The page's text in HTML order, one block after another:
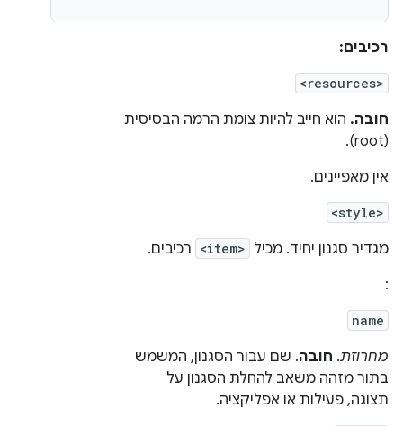
רכיבים:
<resources>
חובה. הוא חייב להיות צומת הרמה הבסיסית
(root).
אין מאפיינים.
<style>
מגדיר סגנון יחיד. מכיל <item> רכיבים.
:
name
מחרוזת. חובה. שם עבור הסגנון, המשמש
בתור מזהה משאב להחלת הסגנון על
תצוגה, פעילות או אפליקציה.